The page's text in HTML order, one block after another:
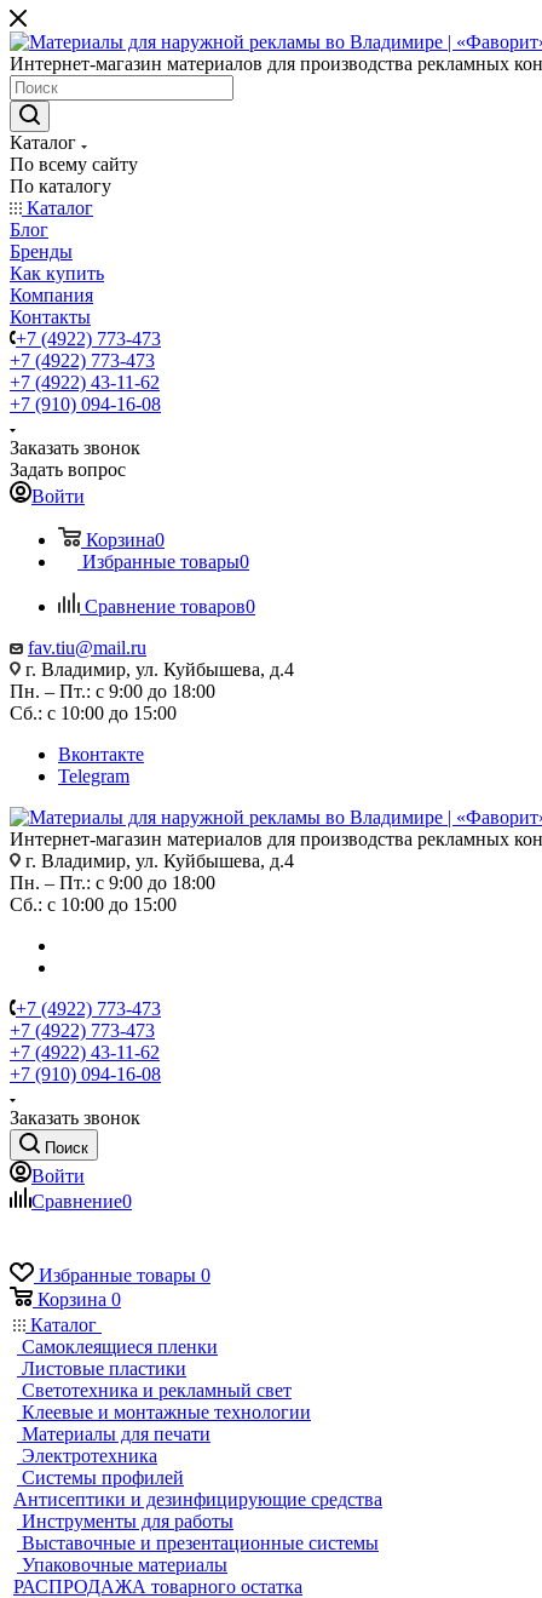
Интернет-магазин материалов для производства рекламных
Каталог
По всему сайту
По каталогу
Каталог
Блог
Бренды
Как купить
Компания
Контакты
+7 (4922) 773-473
+7 (4922) 773-473
+7 (4922) 43-11-62
+7 (910) 094-16-08
Заказать звонок
Задать вопрос
Войти
Корзина0
Избранные товары0
Сравнение товаров0
fav.tiu@mail.ru
г. Владимир, ул. Куйбышева, д.4
Пн. – Пт.: с 9:00 до 18:00
Сб.: с 10:00 до 15:00
Вконтакте
Telegram
Интернет-магазин материалов для производства рекламных
г. Владимир, ул. Куйбышева, д.4
Пн. – Пт.: с 9:00 до 18:00
Сб.: с 10:00 до 15:00
+7 (4922) 773-473
+7 (4922) 773-473
+7 (4922) 43-11-62
+7 (910) 094-16-08
Заказать звонок
Поиск
Войти
Сравнение0
Избранные товары 0
Корзина 0
Каталог
Самоклеящиеся пленки
Листовые пластики
Светотехника и рекламный свет
Клеевые и монтажные технологии
Материалы для печати
Электротехника
Системы профилей
Антисептики и дезинфицирующие средства
Инструменты для работы
Выставочные и презентационные системы
Упаковочные материалы
РАСПРОДАЖА товарного остатка